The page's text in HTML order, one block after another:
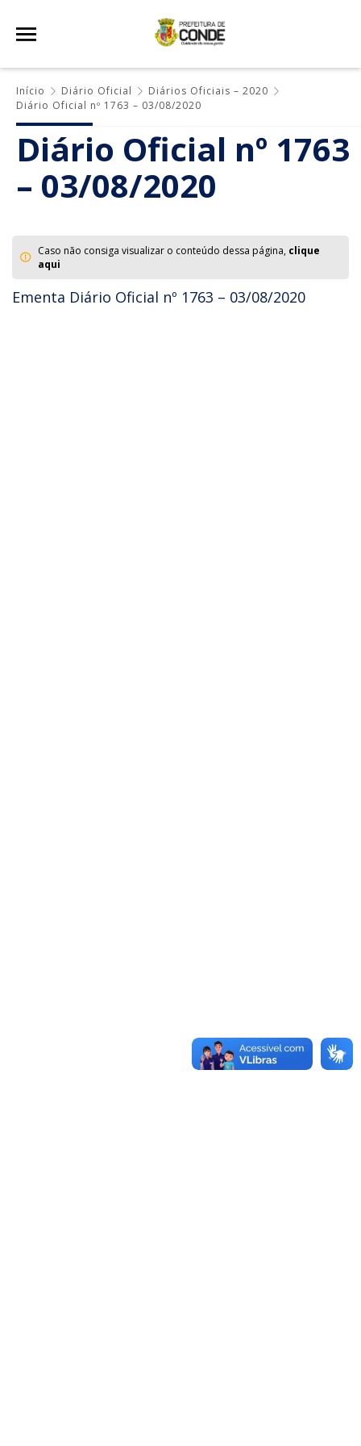
Início Diário Oficial
Diários Oficiais – 2020
Diário Oficial nº 1763 – 03/08/2020
Diário Oficial nº 1763
– 03/08/2020
Caso não consiga visualizar o conteúdo dessa página, clique
aqui
Ementa Diário Oficial nº 1763 – 03/08/2020